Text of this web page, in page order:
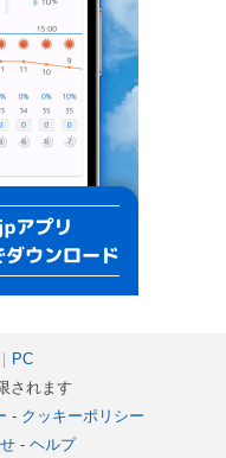
PC
されます
- クッキーポリシー
- ヘルプ